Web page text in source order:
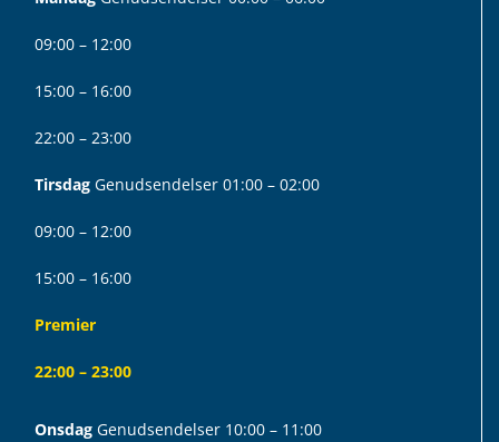
09:00 – 12:00
15:00 – 16:00
22:00 – 23:00
Tirsdag Genudsendelser 01:00 – 02:00
09:00 – 12:00
15:00 – 16:00
Premier
22:00 – 23:00
Onsdag Genudsendelser 10:00 – 11:00